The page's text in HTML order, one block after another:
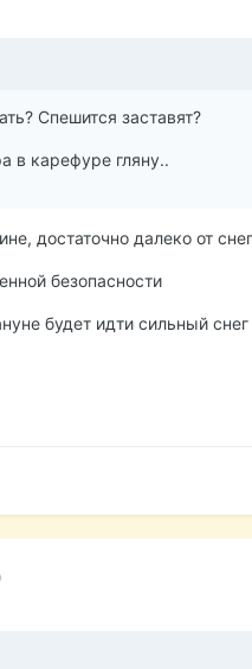
Спешится заставят?
в карефуре гляну..
достаточно далеко от
безопасности
будет идти сильный снег